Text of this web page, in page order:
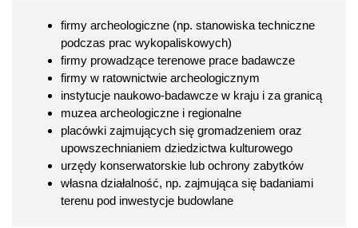
firmy archeologiczne (np. stanowiska techniczne
podczas prac wykopaliskowych)
firmy prowadzące terenowe prace badawcze
firmy w ratownictwie archeologicznym
instytucje naukowo-badawcze w kraju i za granicą
muzea archeologiczne i regionalne
placówki zajmujących się gromadzeniem oraz
upowszechnianiem dziedzictwa kulturowego
urzędy konserwatorskie lub ochrony zabytków
własna działalność, np. zajmująca się badaniami
terenu pod inwestycje budowlane